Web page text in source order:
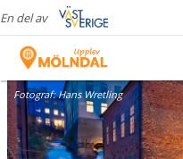
En del av
Fotograf:Hans Wretling